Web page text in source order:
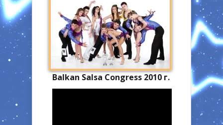
Balkan Salsa Congress 2010 г.